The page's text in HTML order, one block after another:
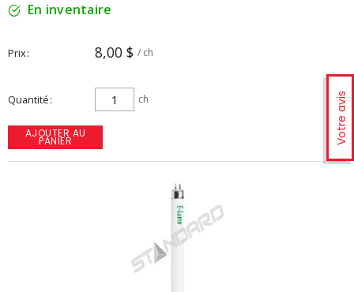
Votre avis
En inventaire
Prix 8,00 $ / ch
Quantité ch
AJOUTER AU
PANIER